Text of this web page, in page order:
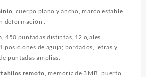
, cuerpo plano y ancho, marco estable
deformación
, 450 puntadas distintas, 12 ojales
posiciones de aguja; bordados, letras y
puntadas amplias
remoto , memoria de 3 MB, puerto